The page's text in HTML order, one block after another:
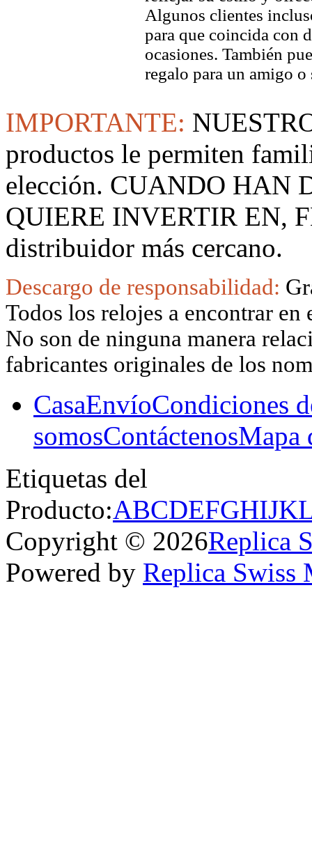
Algunos clientes
para que coincida con
ocasiones. También
regalo para un amigo o
IMPORTANTE:
productos le permiten
elección. CUANDO HAN
QUIERE INVERTIR EN,
distribuidor más cercano.
Descargo de responsabilidad:
Todos los relojes a encontrar
No son de ninguna manera
fabricantes originales de los
CasaEnvíoCondiciones
somosContáctenosMapa
Etiquetas del
Producto:ABCDEFGHIJK
Copyright © 2026Replica
Powered by Replica Swiss